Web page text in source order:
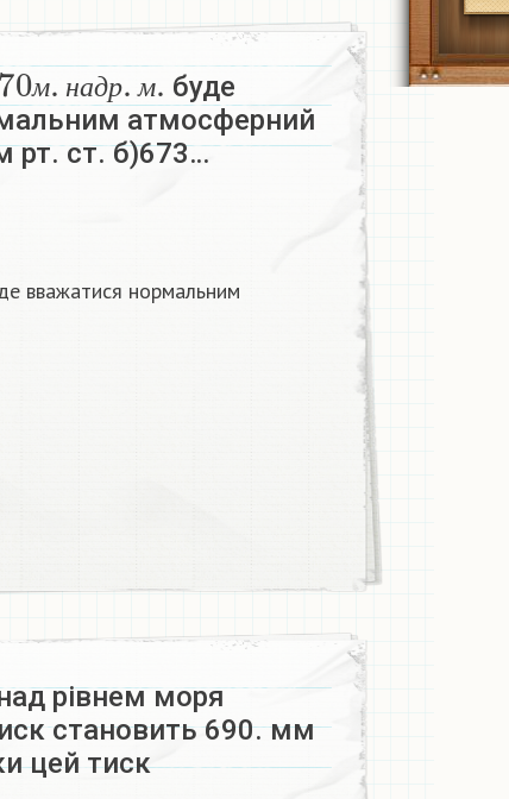
м н а д р м
м.надр. м.
буде
атмосферний
рт. ст. б)673…
вважатися нормальним
рівнем моря
становить 690. мм
цей тиск